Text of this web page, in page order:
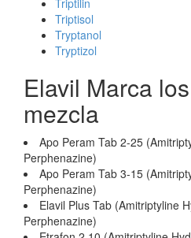
Triptilin
Triptisol
Tryptanol
Tryptizol
Elavil Marca
mezcla
Apo Peram Tab 2-25
Perphenazine)
Apo Peram Tab 3-15
Perphenazine)
Elavil Plus Tab (Amitriptyline
Perphenazine)